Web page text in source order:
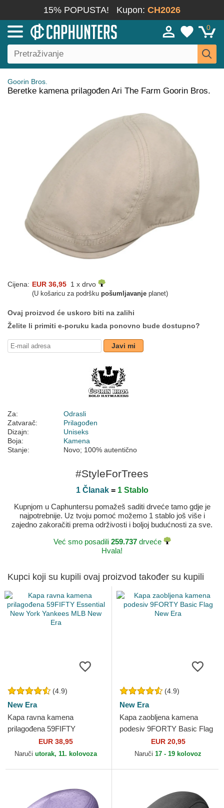
15% POPUSTA! Kupon: CH2026
0
Goorin Bros.
Beretke kamena prilagođen Ari The Farm Goorin Bros.
Cijena: EUR 36,95 1 x drvo
(U košaricu za podršku pošumljavanje planet)
Ovaj proizvod će uskoro biti na zalihi
Želite li primiti e-poruku kada ponovno bude dostupno?
Javi mi
Za:
Odrasli
Zatvarač:
Prilagođen
Dizajn:
Uniseks
Boja:
Kamena
Stanje:
Novo; 100% autentično
#StyleForTrees
1 Članak= 1 Stablo
Kupnjom u Caphuntersu pomažeš saditi drveće tamo gdje je
najpotrebnije. Uz tvoju pomoć možemo 1 stablo još više i
zajedno zakoračiti prema održivosti i boljoj budućnosti za sve.
Već smo posadili 259.737drveće
Hvala!
Kupci koji su kupili ovaj proizvod također su kupili
(4.9)
New Era
Kapa ravna kamena
prilagođena 59FIFTY
Essential New York Yankees
MLB New Era
EUR 38,95
Naruči utorak, 11. kolovoza
(4.9)
New Era
Kapa zaobljena kamena
podesiv 9FORTY Basic Flag
EUR 20,95
Naruči 17 - 19 kolovoz